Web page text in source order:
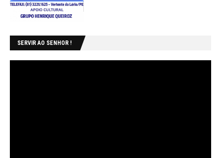
SERVIR AO SENHOR !